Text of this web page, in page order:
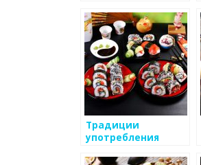
состав
Традиции
употребления
Японии